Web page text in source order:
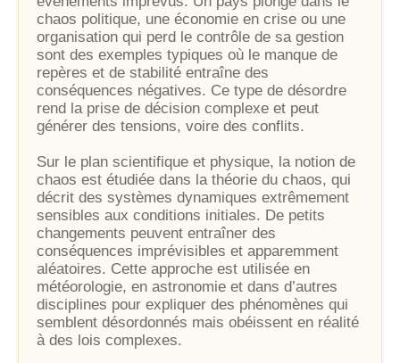
chaos politique, une économie en crise ou une
organisation qui perd le contrôle de sa gestion
sont des exemples typiques où le manque de
repères et de stabilité entraîne des
conséquences négatives. Ce type de désordre
rend la prise de décision complexe et peut
générer des tensions, voire des conflits.
Sur le plan scientifique et physique, la notion de
chaos est étudiée dans la théorie du chaos, qui
décrit des systèmes dynamiques extrêmement
sensibles aux conditions initiales. De petits
changements peuvent entraîner des
conséquences imprévisibles et apparemment
aléatoires. Cette approche est utilisée en
météorologie, en astronomie et dans d’autres
disciplines pour expliquer des phénomènes qui
semblent désordonnés mais obéissent en réalité
à des lois complexes.